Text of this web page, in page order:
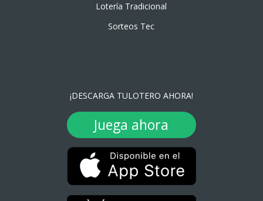
Lotería Tradicional
Sorteos Tec
¡DESCARGA TULOTERO AHORA!
Juega ahora